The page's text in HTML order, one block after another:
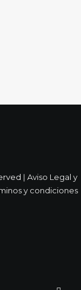
ǀ Aviso Legal y
y condiciones